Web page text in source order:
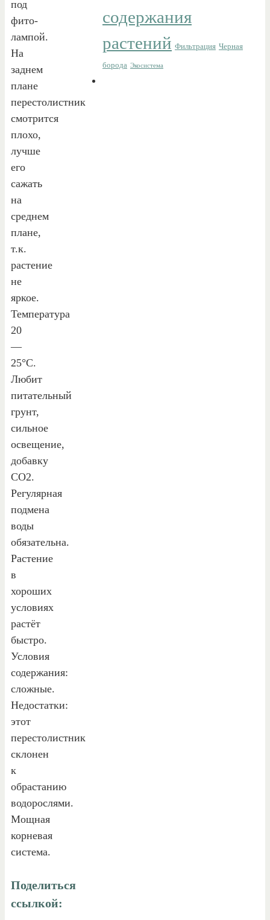
под
фито-
лампой.
На
заднем
плане
перестолистник
смотрится
плохо,
лучше
его
сажать
на
среднем
плане,
т.к.
растение
не
яркое.
Температура
20
—
25°С.
Любит
питательный
грунт,
сильное
освещение,
добавку
СО2.
Регулярная
подмена
воды
обязательна.
Растение
в
хороших
условиях
растёт
быстро.
Условия
содержания:
сложные.
Недостатки:
этот
перестолистник
склонен
к
обрастанию
водорослями.
Мощная
корневая
система.
Поделиться
ссылкой:
содержания
растений Фильтрация Черная
борода Экосистема